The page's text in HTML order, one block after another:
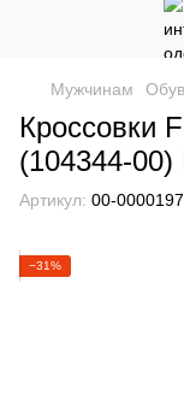
Мужчинам
Кроссовки
(104344-
Артикул: 00-
−31%